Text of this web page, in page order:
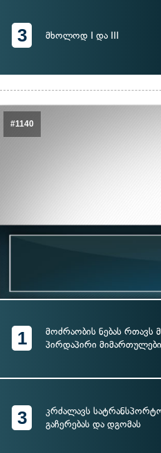
3 მხოლოდ I და III
#1140
1
მოძრაობის ნებას
პირდაპირი
3
კრძალავს
გაჩერებას და დგომას